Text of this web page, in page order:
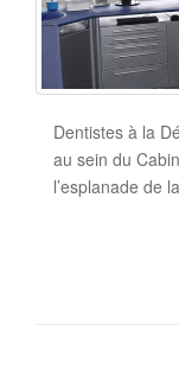
Dentistes à la
au sein du
l’esplanade de